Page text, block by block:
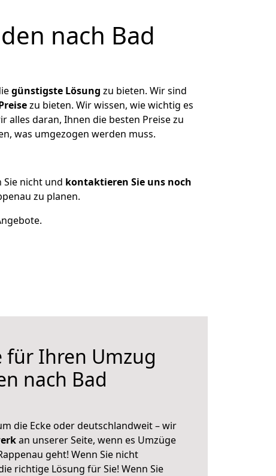
nach Bad
günstigste Lösung zu bieten. Wir sind
zu bieten. Wir wissen, wie wichtig es
alles daran, Ihnen die besten Preise zu
was umgezogen werden muss.
Sie nicht und kontaktieren Sie uns noch
zu planen.
für Ihren Umzug
nach Bad
die Ecke oder deutschlandweit – wir
an unserer Seite, wenn es Umzüge
geht! Wenn Sie nicht
richtige Lösung für Sie! Wenn Sie